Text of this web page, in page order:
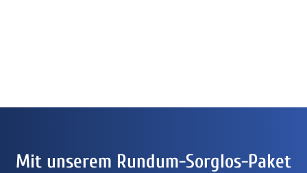
Mit unserem Rundum-Sorglos-Paket